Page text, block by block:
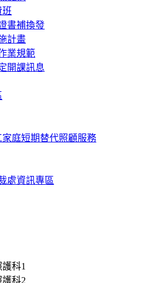
班
書補換發
計畫
業規範
開課訊息
庭短期替代照顧服務
處資訊專區